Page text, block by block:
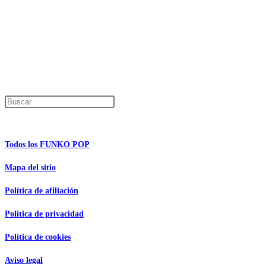
Todos los FUNKO POP
Mapa del sitio
Política de afiliación
Política de privacidad
Política de cookies
Aviso legal